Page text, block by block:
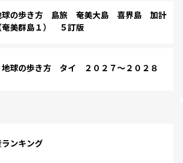
の歩き方 島旅 奄美大島 喜界島 加計
奄美群島１） ５訂版
球の歩き方 タイ ２０２７～２０２８
ンキング